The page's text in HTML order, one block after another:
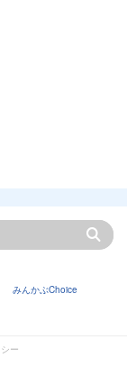
みんかぶChoice
ー